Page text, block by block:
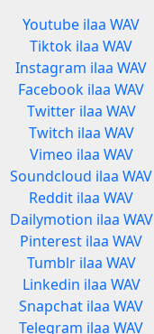
Youtube ilaa WAV
Tiktok ilaa WAV
Instagram ilaa WAV
Facebook ilaa WAV
Twitter ilaa WAV
Twitch ilaa WAV
Vimeo ilaa WAV
Soundcloud ilaa WAV
Reddit ilaa WAV
Dailymotion ilaa WAV
Pinterest ilaa WAV
Tumblr ilaa WAV
Linkedin ilaa WAV
Snapchat ilaa WAV
Telegram ilaa WAV